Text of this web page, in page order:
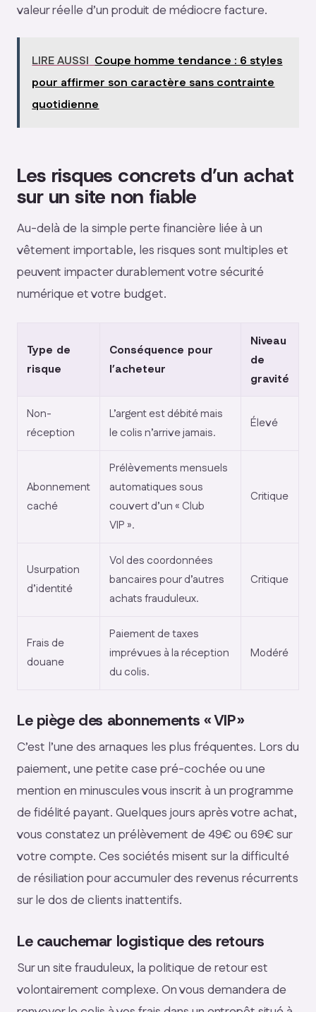
valeur réelle d’un produit de médiocre facture.
LIRE AUSSI Coupe homme tendance : 6 styles
pour affirmer son caractère sans contrainte
quotidienne
Les risques concrets d’un achat
sur un site non fiable
Au-delà de la simple perte financière liée à un
vêtement importable, les risques sont multiples et
peuvent impacter durablement votre sécurité
numérique et votre budget.
Type de
risque
Conséquence pour
l’acheteur
Niveau
de
gravité
Non-
réception
L’argent est débité mais
le colis n’arrive jamais.
Élevé
Abonnement
caché
Prélèvements mensuels
automatiques sous
couvert d’un « Club
VIP ».
Critique
Usurpation
d’identité
Vol des coordonnées
bancaires pour d’autres
achats frauduleux.
Critique
Frais de
douane
Paiement de taxes
imprévues à la réception
du colis.
Modéré
Le piège des abonnements « VIP »
C’est l’une des arnaques les plus fréquentes. Lors du
paiement, une petite case pré-cochée ou une
mention en minuscules vous inscrit à un programme
de fidélité payant. Quelques jours après votre achat,
vous constatez un prélèvement de 49€ ou 69€ sur
votre compte. Ces sociétés misent sur la difficulté
de résiliation pour accumuler des revenus récurrents
sur le dos de clients inattentifs.
Le cauchemar logistique des retours
Sur un site frauduleux, la politique de retour est
volontairement complexe. On vous demandera de